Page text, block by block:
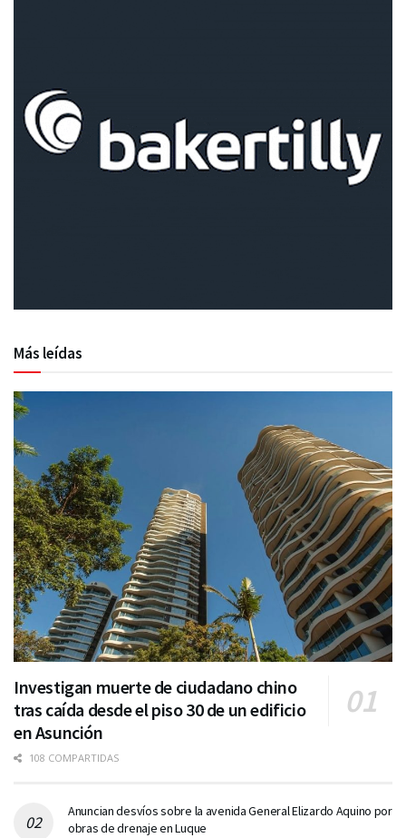
Más leídas
Investigan muerte de ciudadano chino
tras caída desde el piso 30 de un edificio
en Asunción
108 COMPARTIDAS
Anuncian desvíos sobre la avenida General Elizardo Aquino por
obras de drenaje en Luque